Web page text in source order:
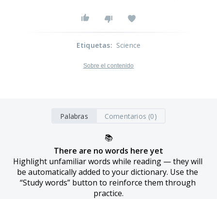
Etiquetas: Science
Sobre el contenido
Palabras Comentarios (0)
📚
There are no words here yet
Highlight unfamiliar words while reading — they will
be automatically added to your dictionary. Use the
“Study words” button to reinforce them through
practice.